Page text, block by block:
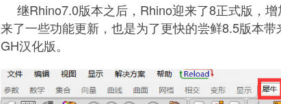
继Rhino7.0版本之后，Rhino迎来了8正式版，
来了一些功能更新，也是为了更快的尝鲜8.5版本
GH汉化版。